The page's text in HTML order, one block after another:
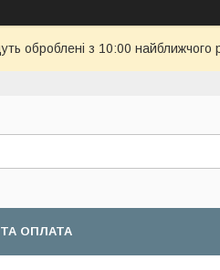
оброблені з 10:00 найближчого
ОПЛАТА